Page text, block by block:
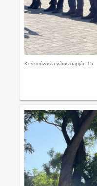
Koszorúzás a város napján 15